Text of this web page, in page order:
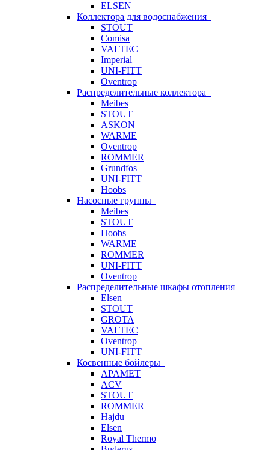
ELSEN
Коллектора для водоснабжения
STOUT
Comisa
VALTEC
Imperial
UNI-FITT
Oventrop
Распределительные коллектора
Meibes
STOUT
ASKON
WARME
Oventrop
ROMMER
Grundfos
UNI-FITT
Hoobs
Насосные группы
Meibes
STOUT
Hoobs
WARME
ROMMER
UNI-FITT
Oventrop
Распределительные шкафы отопления
Elsen
STOUT
GROTA
VALTEC
Oventrop
UNI-FITT
Косвенные бойлеры
APAMET
ACV
STOUT
ROMMER
Hajdu
Elsen
Royal Thermo